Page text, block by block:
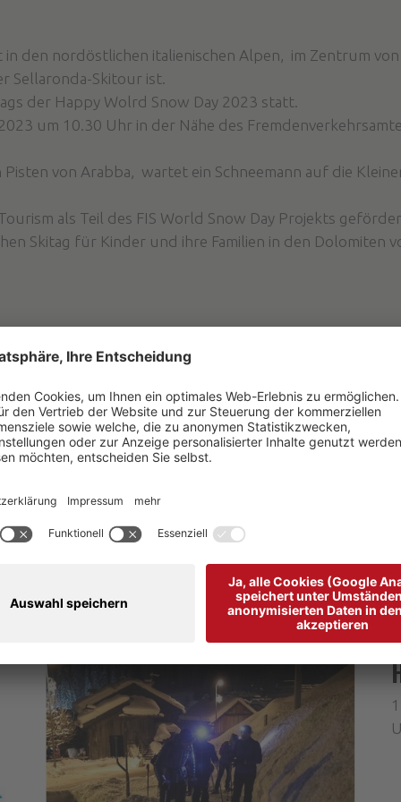
den nordöstlichen italienischen Alpen, im Zentrum
Sellaronda-Skitour ist.
der Happy Wolrd Snow Day 2023 statt.
um 10.30 Uhr in der Nähe des
von Arabba, wartet ein Schneemann auf die
als Teil des FIS World Snow Day Projekts
Skitag für Kinder und ihre Familien in den Dolomiten
UND